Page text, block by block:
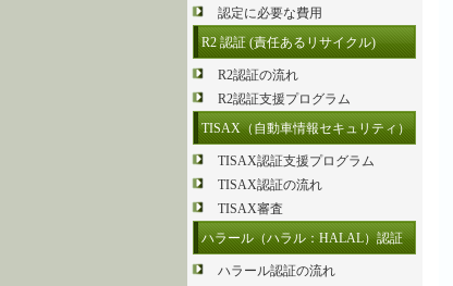
認定に必要な費用
R2 認証 (責任あるリサイクル)
R2認証の流れ
R2認証支援プログラム
TISAX（自動車情報セキュリティ）
TISAX認証支援プログラム
TISAX認証の流れ
TISAX審査
ハラール（ハラル：HALAL）認証
ハラール認証の流れ